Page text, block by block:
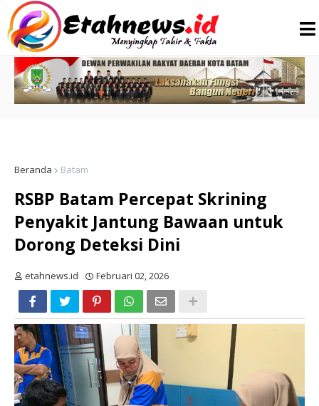
Beranda Batam
RSBP Batam Percepat Skrining
Penyakit Jantung Bawaan untuk
Dorong Deteksi Dini
etahnews.id Februari 02, 2026